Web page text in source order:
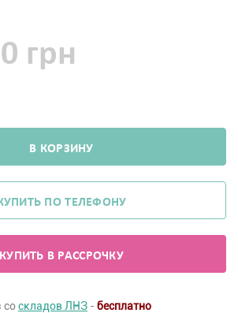
грн
В КОРЗИНУ
ПО ТЕЛЕФОНУ
КУПИТЬ В РАССРОЧКУ
соскладов ЛНЗ - бесплатно